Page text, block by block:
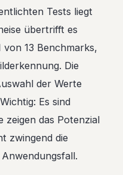
Tests liegt
übertrifft es
von 13 Benchmarks,
Die
der Werte
Es sind
zeigen das Potenzial
zwingend die